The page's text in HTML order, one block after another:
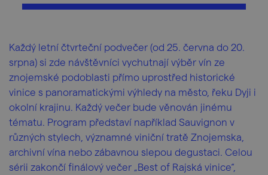
Každý letní čtvrteční podvečer (od 25. června do 20.
srpna) si zde návštěvníci vychutnají výběr vín ze
znojemské podoblasti přímo uprostřed historické
vinice s panoramatickými výhledy na město, řeku Dyji i
okolní krajinu. Každý večer bude věnován jinému
tématu. Program představí například Sauvignon v
různých stylech, významné viniční tratě Znojemska,
archivní vína nebo zábavnou slepou degustaci. Celou
sérii zakončí finálový večer „Best of Rajská vinice“,